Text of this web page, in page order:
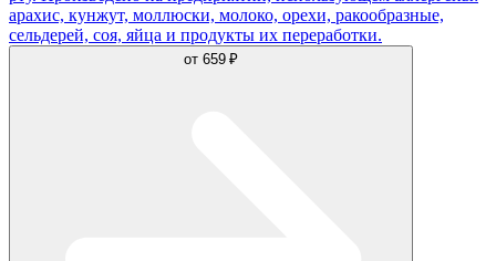
арахис, кунжут, моллюски, молоко, орехи, ракообразные,
сельдерей, соя, яйца и продукты их переработки.
от 659 ₽